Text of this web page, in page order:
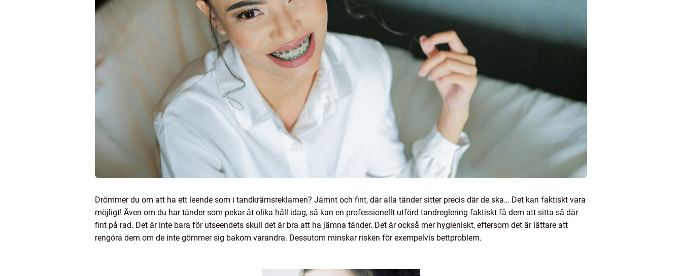
Drömmer du om att ha ett leende som i tandkrämsreklamen? Jämnt och fint, där alla tänder sitter precis där de ska… Det kan faktiskt vara
möjligt! Även om du har tänder som pekar åt olika håll idag, så kan en professionellt utförd tandreglering faktiskt få dem att sitta så där
fint på rad. Det är inte bara för utseendets skull det är bra att ha jämna tänder. Det är också mer hygieniskt, eftersom det är lättare att
rengöra dem om de inte gömmer sig bakom varandra. Dessutom minskar risken för exempelvis bettproblem.